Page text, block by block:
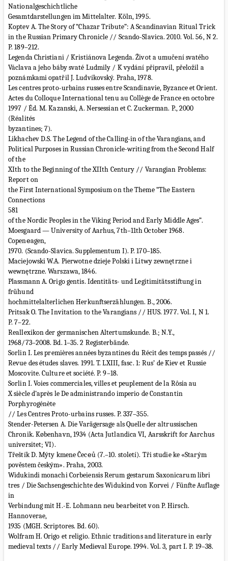
Nationalgeschichtliche
Gesamtdarstellungen im Mittelalter. Köln, 1995.
Koptev A. The Story of “Chazar Tribute”: A Scandinavian Ritual Trick
in the Russian Primary Chronicle // Scando-Slavica. 2010. Vol. 56, N 2.
P. 189–212.
Legenda Christiani / Kristiánova Legenda. Život a umučení svatého
Václava a jeho báby svaté Ludmily / K vydání připravil, přeložil a
poznámkami opatřil J. Ludvíkovský. Praha, 1978.
Les centres proto-urbains russes entre Scandinavie, Byzance et Orient.
Actes du Colloque International tenu au Collège de France en octobre
1997 / Éd. M. Kazanski, A. Nersessian et C. Zuckerman. P., 2000
(Réalités
byzantines; 7).
Likhachev D.S. The Legend of the Calling-in of the Varangians, and
Political Purposes in Russian Chronicle-writing from the Second Half
of the
XIth to the Beginning of the XIIth Century // Varangian Problems:
Report on
the First International Symposium on the Theme “The Eastern
Connections
581
of the Nordic Peoples in the Viking Period and Early Middle Ages”.
Moesgaard — University of Aarhus, 7th–11th October 1968.
Copenеagen,
1970. (Scando-Slavica. Supplementum I). P. 170–185.
Maciejowski W.A. Pierwotne dzieje Polski i Litwy zewnętrzne i
wewnętrzne. Warszawa, 1846.
Plassmann A. Origo gentis. Identitäts- und Legitimitätsstiftung in
frühund
hochmittelalterlichen Herkunftserzählungen. B., 2006.
Pritsak O. The Invitation to the Varangians // HUS. 1977. Vol. I, N 1.
P. 7–22.
Reallexikon der germanischen Altertumskunde. B.; N.Y.,
1968/73–2008. Bd. 1–35. 2 Registerbände.
Sorlin I. Les premières années byzantines du Récit des temps passés //
Revue des études slaves. 1991. T. LXIII, fasc. 1: Rus’ de Kiev et Russie
Moscovite. Culture et société. P. 9–18.
Sorlin I. Voies commerciales, villes et peuplement de la Rôsia au
X siècle d’après le De administrando imperio de Constantin
Porphyrogénète
// Les Centres Proto-urbains russes. P. 337–355.
Stender-Petersen A. Die Varägersage als Quelle der altrussischen
Chronik. København, 1934 (Acta Jutlandica VI, Aarsskrift for Aarchus
universitet; VI).
Třeštík D. Mýty kmene Čecеů (7.–10. století). Tři studie ke «Starým
pověstem českým». Praha, 2003.
Widukindi monachi Corbeiensis Rerum gestarum Saxonicarum libri
tres / Die Sachsengeschichte des Widukind von Korvei / Fünfte Auflage
in
Verbindung mit H.-E. Lohmann neu bearbeitet von P. Hirsch.
Hannoverae,
1935 (MGH. Scriptores. Bd. 60).
Wolfram H. Origo et religio. Ethnic traditions and literature in early
medieval texts // Early Medieval Europe. 1994. Vol. 3, part I. P. 19–38.